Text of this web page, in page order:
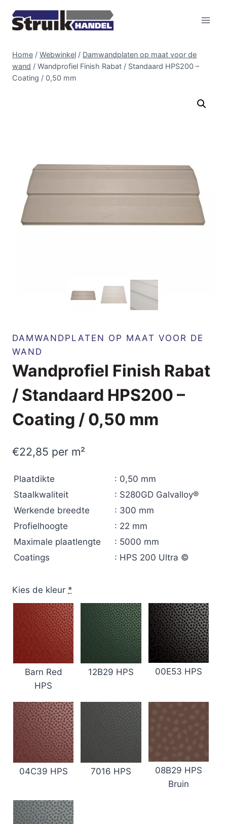
naar
inhoud
Home / Webwinkel / Damwandplaten op maat voor de
wand / Wandprofiel Finish Rabat / Standaard HPS200 –
Coating / 0,50 mm
DAMWANDPLATEN OP MAAT VOOR DE
WAND
Wandprofiel Finish Rabat
/ Standaard HPS200 –
Coating / 0,50 mm
€22,85 per m²
Plaatdikte
: 0,50 mm
Staalkwaliteit
: S280GD Galvalloy®
Werkende breedte
: 300 mm
Profielhoogte
: 22 mm
Maximale plaatlengte
: 5000 mm
Coatings
: HPS 200 Ultra ©
Kies de kleur *
Barn Red
HPS
12B29 HPS 00E53 HPS
04C39 HPS 7016 HPS
08B29 HPS
Bruin